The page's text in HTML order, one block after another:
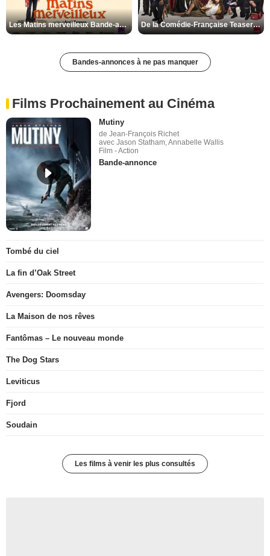
Les Matins merveilleux Bande-annonce VF De la Comédie-Française Teaser VF
Bandes-annonces à ne pas manquer
Films Prochainement au Cinéma
Mutiny
de Jean-François Richet
avec Jason Statham, Annabelle Wallis
Film - Action
Bande-annonce
Tombé du ciel
La fin d’Oak Street
Avengers: Doomsday
La Maison de nos rêves
Fantômas – Le nouveau monde
The Dog Stars
Leviticus
Fjord
Soudain
Les films à venir les plus consultés